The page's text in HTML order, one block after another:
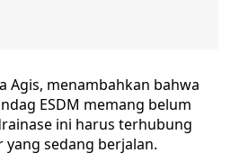
Agis, menambahkan bahwa
ESDM memang belum
ini harus terhubung
sedang berjalan.